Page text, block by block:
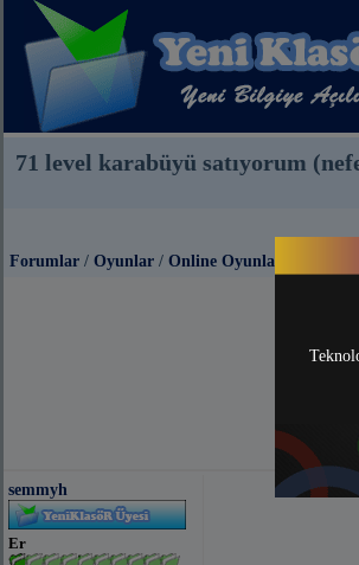
71 level karabüyü satıyorum
Forumlar / Oyunlar / Online Oyunlar
semmyh
Er